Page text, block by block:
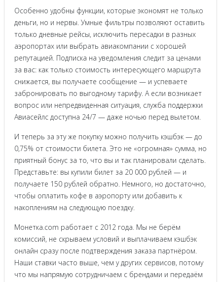
Особенно удобны функции, которые экономят не только
деньги, но и нервы. Умные фильтры позволяют оставить
только дневные рейсы, исключить пересадки в разных
аэропортах или выбрать авиакомпании с хорошей
репутацией. Подписка на уведомления следит за ценами
за вас: как только стоимость интересующего маршрута
снижается, вы получаете сообщение — и успеваете
забронировать по выгодному тарифу. А если возникает
вопрос или непредвиденная ситуация, служба поддержки
Авиасейлс доступна 24/7 — даже ночью перед вылетом.
И теперь за эту же покупку можно получить кэшбэк — до
0,75% от стоимости билета. Это не «огромная» сумма, но
приятный бонус за то, что вы и так планировали сделать.
Представьте: вы купили билет за 20 000 рублей — и
получаете 150 рублей обратно. Немного, но достаточно,
чтобы оплатить кофе в аэропорту или добавить к
накоплениям на следующую поездку.
Монетка.com работает с 2012 года. Мы не берём
комиссий, не скрываем условий и выплачиваем кэшбэк
онлайн сразу после подтверждения заказа партнёром.
Наши ставки часто выше, чем у других сервисов, потому
что мы напрямую сотрудничаем с брендами и передаём